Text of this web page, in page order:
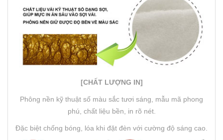
[CHẤT LƯỢNG IN]
Phông nền kỹ thuật số màu sắc tươi sáng, mẫu mã phong
phú, chất liệu bền, in rõ nét.
Đặc biệt chống bóng, lóa khi đặt đèn với cường độ sáng cao.